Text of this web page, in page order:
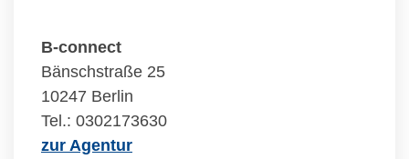
B-connect
Bänschstraße 25
10247 Berlin
Tel.: 0302173630
zur Agentur